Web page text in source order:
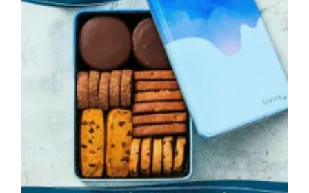
プライバシーポリシー
特定商取引法に基づく表記